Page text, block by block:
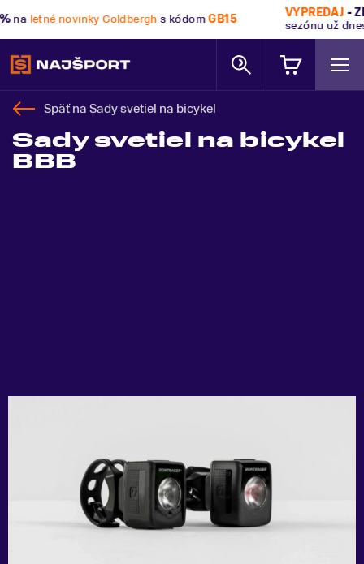
VÝPREDAJ - Zľavy až 70% .
Pripravte sa na letnú a zimnú
sezónu už dnes!
Späť naSady svetiel na bicykel
Sady svetiel na bicykel
BBB